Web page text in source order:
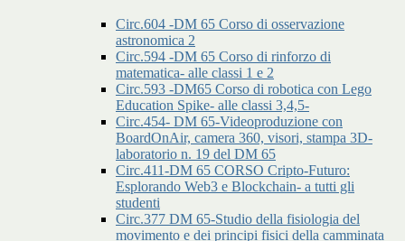
Circ.604 -DM 65 Corso di osservazione
astronomica 2
Circ.594 -DM 65 Corso di rinforzo di
matematica- alle classi 1 e 2
Circ.593 -DM65 Corso di robotica con Lego
Education Spike- alle classi 3,4,5-
Circ.454- DM 65-Videoproduzione con
BoardOnAir, camera 360, visori, stampa 3D-
laboratorio n. 19 del DM 65
Circ.411-DM 65 CORSO Cripto-Futuro:
Esplorando Web3 e Blockchain- a tutti gli
studenti
Circ.377 DM 65-Studio della fisiologia del
movimento e dei principi fisici della camminata